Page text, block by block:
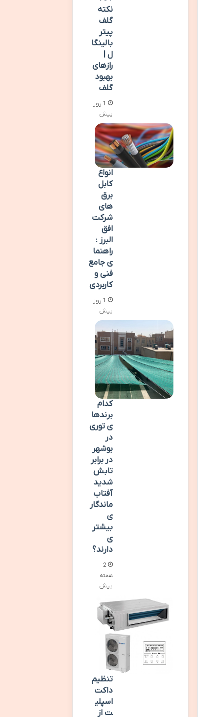
نکته
گلف
پیتر
بالینگا
ل |
رازهای
بهبود
گلف
1 روز
پیش
انواع
کابل
برق
های
شرکت
افق
البرز :
راهنما
ی جامع
فنی و
کاربردی
1 روز
پیش
کدام
برندها
ی توری
در
بوشهر
در برابر
تابش
شدید
آفتاب
ماندگار
ی
بیشتر
ی
دارند؟
2
هفته
پیش
تنظیم
داکت
اسپلی
ت از